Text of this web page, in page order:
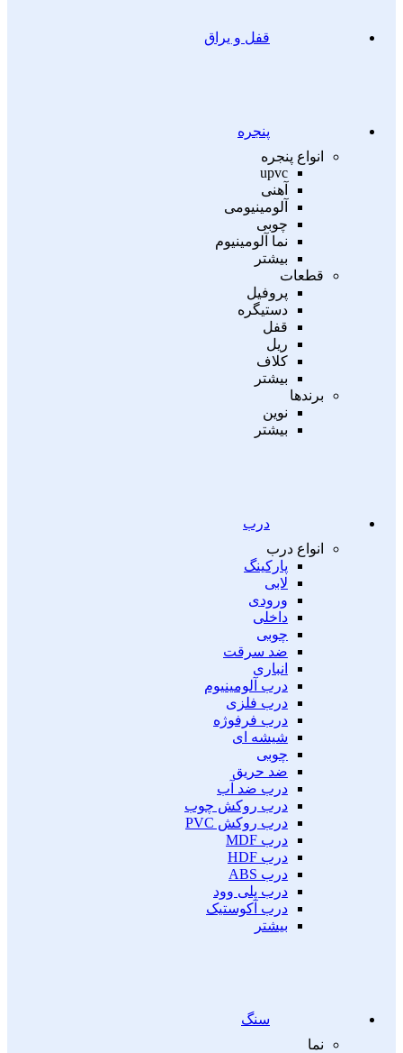
قفل و یراق
پنجره
انواع پنجره
upvc
آهنی
آلومینیومی
چوبی
نما آلومینیوم
بیشتر
قطعات
پروفیل
دستیگره
قفل
ریل
کلاف
بیشتر
برندها
نوین
بیشتر
درب
انواع درب
پارکینگ
لابی
ورودی
داخلی
چوبی
ضد سرقت
انباری
درب آلومینیوم
درب فلزی
درب فرفوژه
شیشه ای
چوبی
ضد حریق
درب ضد آب
درب روکش چوب
درب روکش PVC
درب MDF
درب HDF
درب ABS
درب پلی وود
درب آکوستیک
بیشتر
سنگ
نما